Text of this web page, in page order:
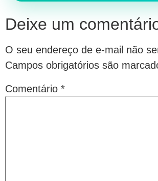
Deixe um
O seu endereço de e-mail não
Campos obrigatórios são
Comentário *